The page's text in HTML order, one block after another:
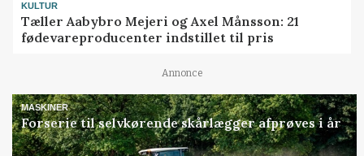
KULTUR
Tæller Aabybro Mejeri og Axel Månsson: 21
fødevareproducenter indstillet til pris
Annonce
MASKINER
Forserie til selvkørende skårlægger afprøves i år